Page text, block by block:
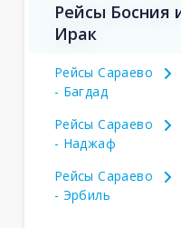
Рейсы Босния
Ирак
Рейсы Сараево
- Багдад
Рейсы Сараево
- Наджаф
Рейсы Сараево
- Эрбиль